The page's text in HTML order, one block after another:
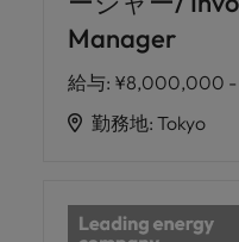
Manager
給与: ¥8,000,000 -
勤務地: Tokyo